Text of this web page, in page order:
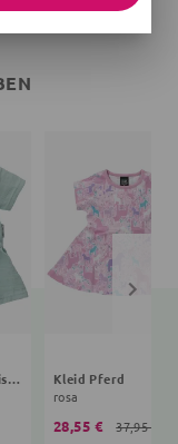
Kleid Bruno, der Eisbär
Kleid Pferd
rosa
28,55 € 37,95 €